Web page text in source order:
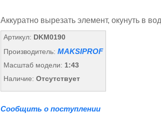
Аккуратно вырезать элемент, окунуть в
Артикул: DKM0190
Производитель: MAKSIPROF
Масштаб модели: 1:43
Наличие: Отсутствует
Сообщить о поступлении